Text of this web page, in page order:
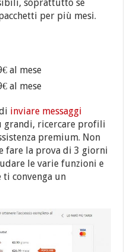
soprattutto se
per più mesi.
al mese
al mese
inviare messaggi
grandi, ricercare profili
premium. Non
fare la prova di 3 giorni
le varie funzioni e
convenga un